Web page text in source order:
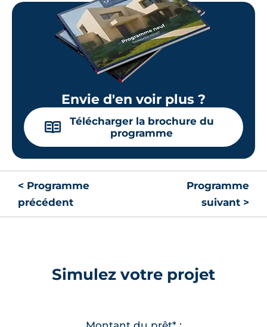
Envie d'en voir plus ?
📖
Télécharger la brochure du
programme
< Programme
précédent
Programme
suivant >
Simulez votre projet